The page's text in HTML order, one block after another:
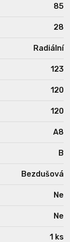
85
28
Radiální
123
120
120
A8
B
Bezdušová
Ne
Ne
1 ks